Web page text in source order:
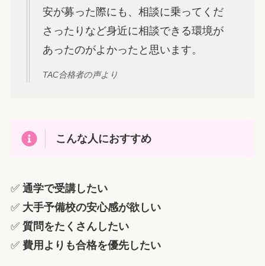
安が募った際にも、相談に乗ってくだ
さったりなど身近に相談できる環境が
あったのがよかったと思います。
TAC合格者の声より
こんな人におすすめ
✅ 通学で受講したい
✅ 大手予備校の安心感が欲しい
✅ 質問をたくさんしたい
✅ 費用よりも合格を優先したい